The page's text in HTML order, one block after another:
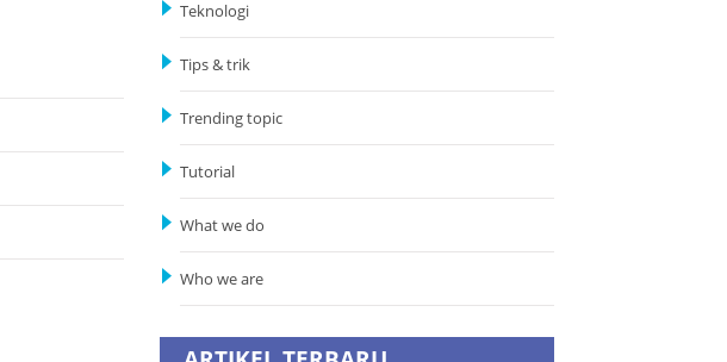
Teknologi
Tips & trik
Trending topic
Tutorial
What we do
Who we are